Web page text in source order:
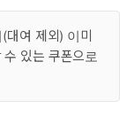
대여 제외) 이미
있는 쿠폰으로